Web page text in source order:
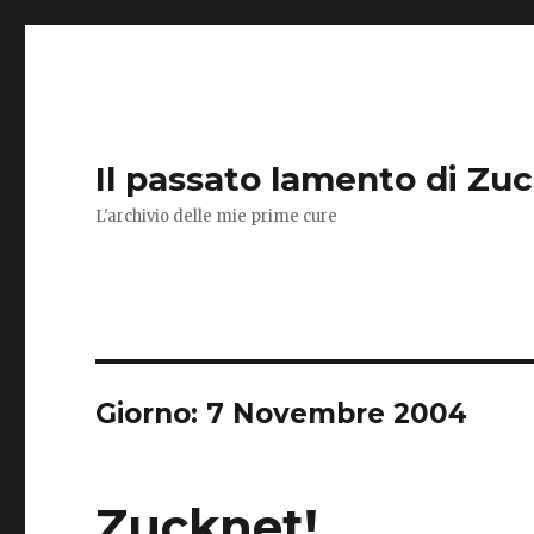
Il passato lamento di
L'archivio delle mie prime cure
Giorno: 7 Novembre 2004